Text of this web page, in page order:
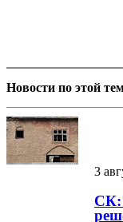
Новости по этой
3
СК: